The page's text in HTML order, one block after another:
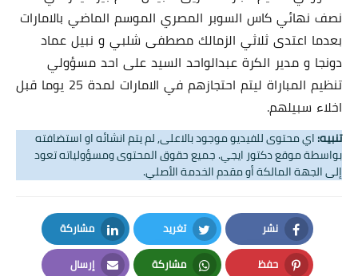
نصف نهائي كاس السوبر المصري الموسم الماضي بالامارات
بعدما اعتدى ثلاثي الزمالك مصطفى شلبي و نبيل عماد
دونجا و مدير الكرة عبدالواحد السيد على احد مسؤولي
تنظيم المباراة ليتم احتجازهم في الامارات لمدة 25 يوما قبل
اخلاء سبيلهم.
تنبيه:اي محتوى للفيديو موجود بالاعلى, لم يتم انشائه او استضافته
بواسطة موقع دكتور ايجي. جميع حقوق المحتوى ومسؤولياته تعود
إلى الجهة المالكة أو مقدم الخدمة الأصلي.
نشر
Facebook
تغريد
Twitter
مشاركة
LinkedIn
حفظ مشاركة إرسال